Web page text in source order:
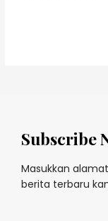
Subscribe
Masukkan
berita terbaru